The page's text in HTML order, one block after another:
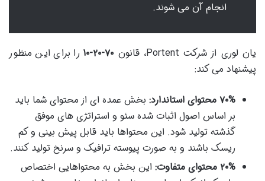
انجام آن می شوند.
یان لوری از شرکت Portent، قانون ۷۰-۲۰-۱۰
را برای این منظور
پیشنهاد می کند:
۷۰% محتوای استاندارد:
بخش عمده ای از محتوای شما باید
بر اساس اصول اثبات شده سئو و استراتژی های موفق
گذشته تولید شود. این محتواها باید قابل پیش بینی و کم
ریسک باشند و به صورت پیوسته ترافیک و سرنخ تولید کنند.
۲۰% محتوای متفاوت:
این بخش به محتواهایی اختصاص